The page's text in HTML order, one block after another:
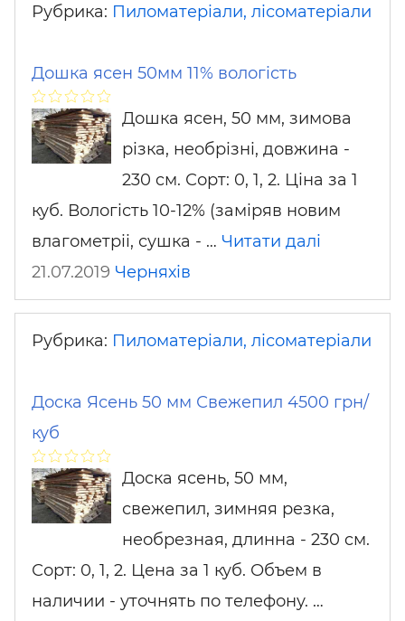
Рубрика: Пиломатеріали, лісоматеріали
Дошка ясен 50мм 11% вологість
Дошка ясен, 50 мм, зимова
різка, необрізні, довжина -
230 cм. Сорт: 0, 1, 2. Ціна за 1
куб. Вологість 10-12% (заміряв новим
влагометріі, сушка - … Читати далі
21.07.2019 Черняхів
Рубрика: Пиломатеріали, лісоматеріали
Доска Ясень 50 мм Свежепил 4500 грн/
куб
Доска ясень, 50 мм,
свежепил, зимняя резка,
необрезная, длинна - 230 cм.
Сорт: 0, 1, 2. Цена за 1 куб. Объем в
наличии - уточнять по телефону. …